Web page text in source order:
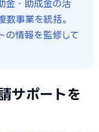
金・助成金の活
数事業を統括。
の情報を監修して
サポートを